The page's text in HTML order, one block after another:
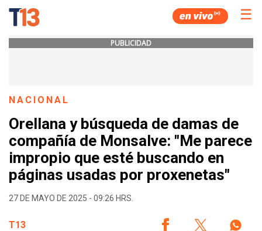
☰
PUBLICIDAD
NACIONAL
Orellana y búsqueda de damas de
compañía de Monsalve: "Me parece
impropio que esté buscando en
páginas usadas por proxenetas"
27 DE MAYO DE 2025 - 09:26 HRS.
T13